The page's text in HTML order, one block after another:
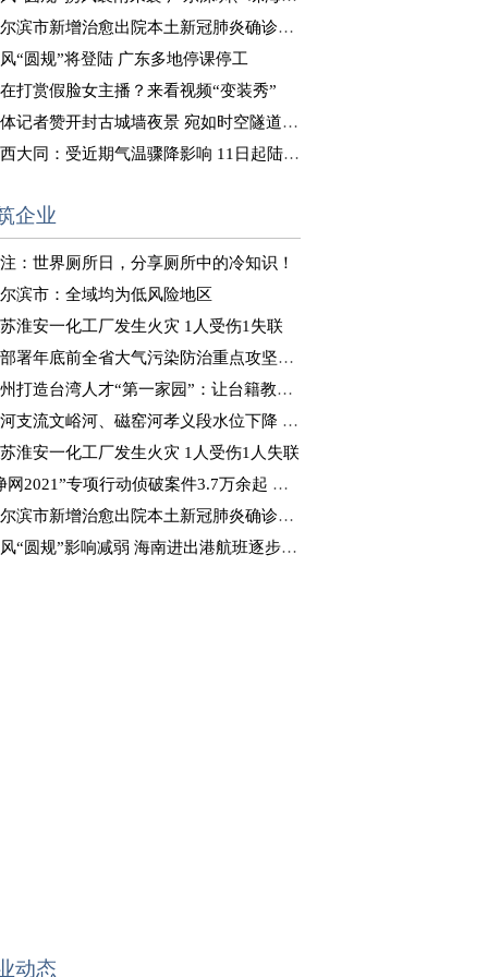
滨市新增治愈出院本土新冠肺炎确诊病例8例
“圆规”将登陆 广东多地停课停工
打赏假脸女主播？来看视频“变装秀”
记者赞开封古城墙夜景 宛如时空隧道式“穿越”体验
大同：受近期气温骤降影响 11日起陆续供暖
企业
：世界厕所日，分享厕所中的冷知识！
滨市：全域均为低风险地区
淮安一化工厂发生火灾 1人受伤1失联
署年底前全省大气污染防治重点攻坚工作
打造台湾人才“第一家园”：让台籍教师“来得了、留得下”
支流文峪河、磁窑河孝义段水位下降 正在推进决口封堵
淮安一化工厂发生火灾 1人受伤1人失联
2021”专项行动侦破案件3.7万余起 抓获嫌犯8万余人
滨市新增治愈出院本土新冠肺炎确诊病例4例
“圆规”影响减弱 海南进出港航班逐步恢复
动态